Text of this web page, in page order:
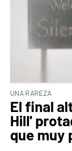
UNA RAREZA
El final
Hill'
que muy